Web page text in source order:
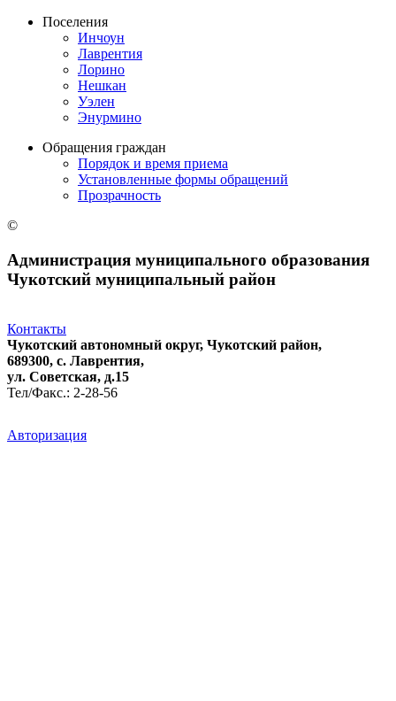
Поселения
Инчоун
Лаврентия
Лорино
Нешкан
Уэлен
Энурмино
Обращения граждан
Порядок и время приема
Установленные формы обращений
Прозрачность
©
Администрация муниципального образования
Чукотский муниципальный район
Контакты
Чукотский автономный округ, Чукотский район,
689300, с. Лаврентия,
ул. Советская, д.15
Тел/Факс.: 2-28-56
Авторизация